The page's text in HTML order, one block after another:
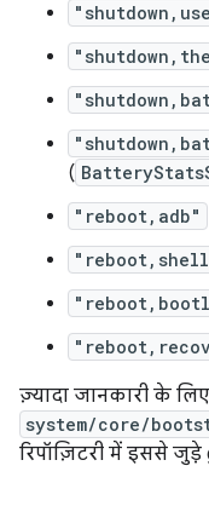
(
"reboot,adb"
ज़्यादा जानकारी के
system/core/
रिपॉज़िटरी में इससे